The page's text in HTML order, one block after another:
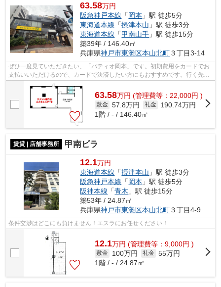
63.58万円
阪急神戸本線 「岡本 」駅 徒歩5分
東海道本線 「摂津本山 」駅 徒歩3分
東海道本線 「甲南山手 」駅 徒歩15分
築39年 / 146.40㎡
兵庫県神戸市東灘区本山北町３丁目3-14
ぜひ一度見ていただきたい、「パティオ岡本」です。初期費用をカードでお
支払いいただけるので、カードで決済したい方にもおすすめです。行く先に
応じて経路を選べる、2駅利用可能な物...
63.58万円 (管理費等：22,000円 )
敷金 57.8万円 礼金
190.74万円
1階 / - / 146.40㎡
賃貸 | 店舗事務所 甲南ビラ
12.1万円
東海道本線 「摂津本山 」駅 徒歩3分
阪急神戸本線 「岡本 」駅 徒歩5分
阪神本線 「青木 」駅 徒歩15分
築53年 / 24.87㎡
兵庫県神戸市東灘区本山北町３丁目4-9
条件交渉はどこにも負けません！エスラにお任せください！
12.1万円 (管理費等：9,000円 )
敷金 100万円 礼金 55万円
1階 / - / 24.87㎡